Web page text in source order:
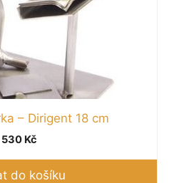
– Dirigent 18 cm
530 Kč
do košíku